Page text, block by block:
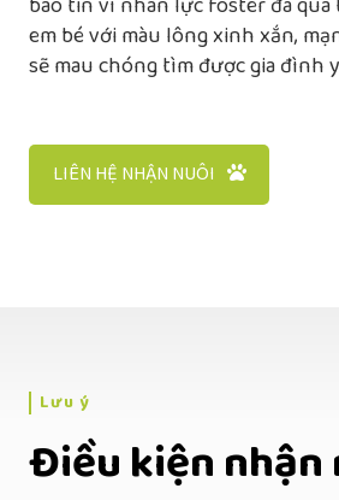
em bé với màu lông xinh xắn,
sẽ mau chóng tìm được gia đình
LIÊN HỆ NHẬN NUÔI
Lưu ý
Điều kiện nhận